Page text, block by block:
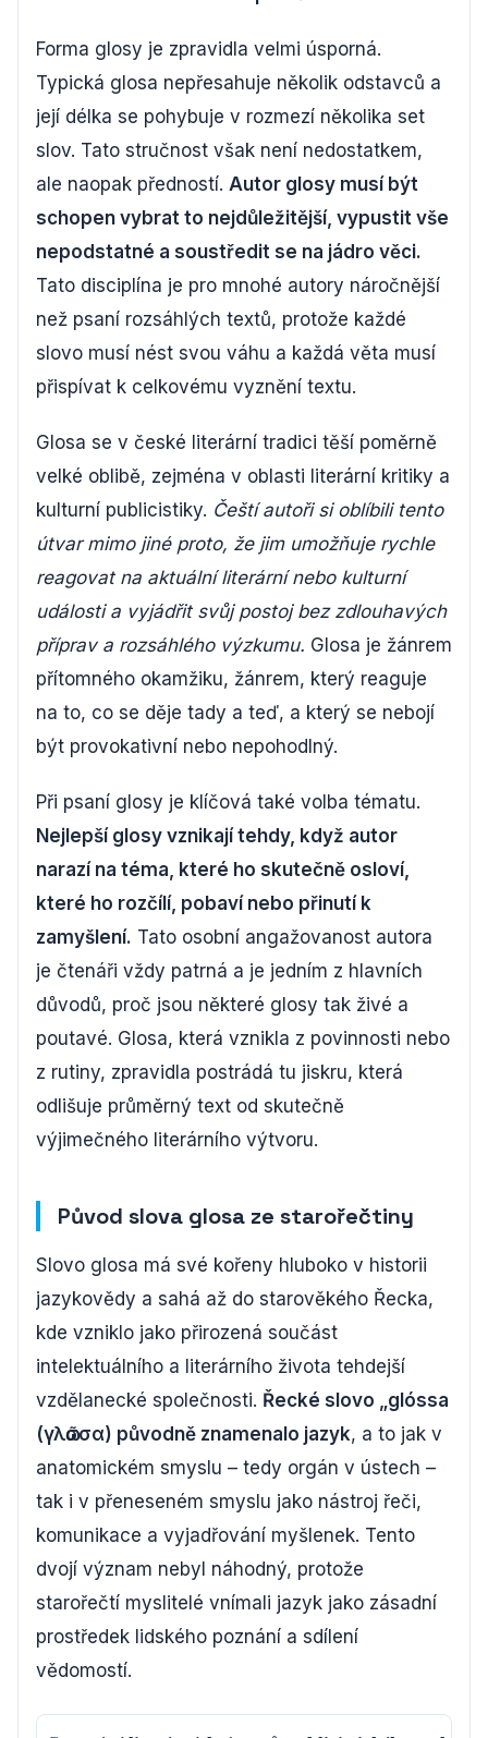
Forma glosy je zpravidla velmi úsporná.
Typická glosa nepřesahuje několik odstavců a
její délka se pohybuje v rozmezí několika set
slov. Tato stručnost však není nedostatkem,
ale naopak předností. Autor glosy musí být
schopen vybrat to nejdůležitější, vypustit vše
nepodstatné a soustředit se na jádro věci.
Tato disciplína je pro mnohé autory náročnější
než psaní rozsáhlých textů, protože každé
slovo musí nést svou váhu a každá věta musí
přispívat k celkovému vyznění textu.
Glosa se v české literární tradici těší poměrně
velké oblibě, zejména v oblasti literární kritiky a
kulturní publicistiky. Čeští autoři si oblíbili tento
útvar mimo jiné proto, že jim umožňuje rychle
reagovat na aktuální literární nebo kulturní
události a vyjádřit svůj postoj bez zdlouhavých
příprav a rozsáhlého výzkumu. Glosa je žánrem
přítomného okamžiku, žánrem, který reaguje
na to, co se děje tady a teď, a který se nebojí
být provokativní nebo nepohodlný.
Při psaní glosy je klíčová také volba tématu.
Nejlepší glosy vznikají tehdy, když autor
narazí na téma, které ho skutečně osloví,
které ho rozčílí, pobaví nebo přinutí k
zamyšlení. Tato osobní angažovanost autora
je čtenáři vždy patrná a je jedním z hlavních
důvodů, proč jsou některé glosy tak živé a
poutavé. Glosa, která vznikla z povinnosti nebo
z rutiny, zpravidla postrádá tu jiskru, která
odlišuje průměrný text od skutečně
výjimečného literárního výtvoru.
Původ slova glosa ze starořečtiny
Slovo glosa má své kořeny hluboko v historii
jazykovědy a sahá až do starověkého Řecka,
kde vzniklo jako přirozená součást
intelektuálního a literárního života tehdejší
vzdělanecké společnosti. Řecké slovo „glóssa
(γλῶσσα) původně znamenalo jazyk, a to jak v
anatomickém smyslu – tedy orgán v ústech –
tak i v přeneseném smyslu jako nástroj řeči,
komunikace a vyjadřování myšlenek. Tento
dvojí význam nebyl náhodný, protože
starořečtí myslitelé vnímali jazyk jako zásadní
prostředek lidského poznání a sdílení
vědomostí.